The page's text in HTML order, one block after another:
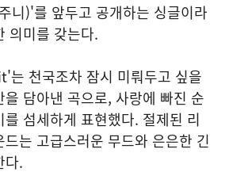
니)'를 앞두고 공개하는 싱글이라
의미를 갖는다.
천국조차 잠시 미뤄두고 싶을
담아낸 곡으로, 사랑에 빠진 순
섬세하게 표현했다. 절제된 리
는 고급스러운 무드와 은은한 긴
다.